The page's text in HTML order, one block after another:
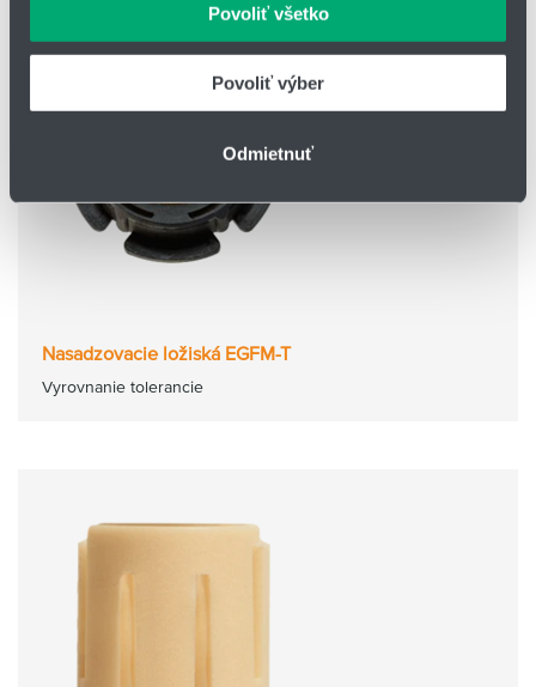
keď ste používali ich služby.
Povoliť všetko
Povoliť výber
Odmietnuť
Nasadzovacie ložiská EGFM-T
Vyrovnanie tolerancie